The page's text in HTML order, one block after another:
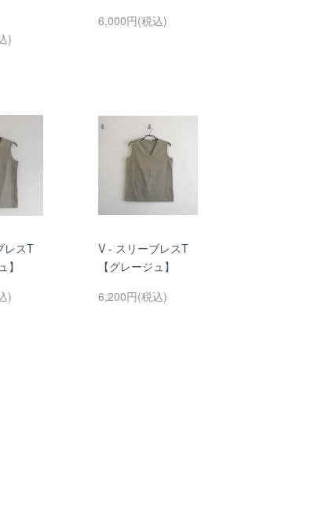
)
6,000円(税込)
レスT
】
)
V - スリーブレスT
【グレージュ】
6,200円(税込)